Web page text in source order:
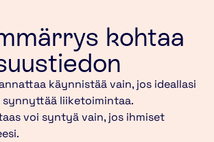
kohtaa
käynnistää vain, jos ideallasi
liiketoimintaa.
voi syntyä vain, jos ihmiset